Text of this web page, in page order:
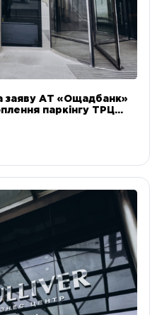
заяву АТ «Ощадбанк»
паркінгу ТРЦ